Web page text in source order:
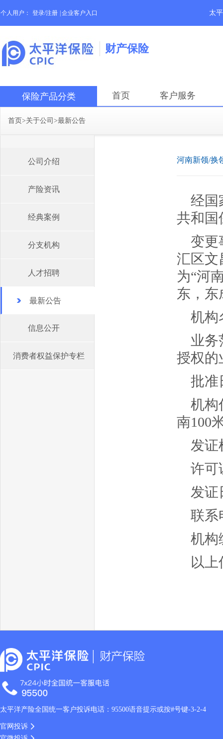
个人用户： 登录/注册 企业客户入口 太
财产保险
保险产品分类 首页 客户服务
首页>关于公司 >最新公告
公司介绍
产险资讯
经典案例
分支机构
人才招聘
最新公告
信息公开
消费者权益保护专栏
河南新领/换
经国
共和国
变更
汇区文
为“河
东，东
机构
业务
授权的
批准
机构
南100
发证
许可
发证
联系
机构
以
太平洋产险全国统一客户投诉电话：95500语音提示或按#号键-3-2-4
官网投诉